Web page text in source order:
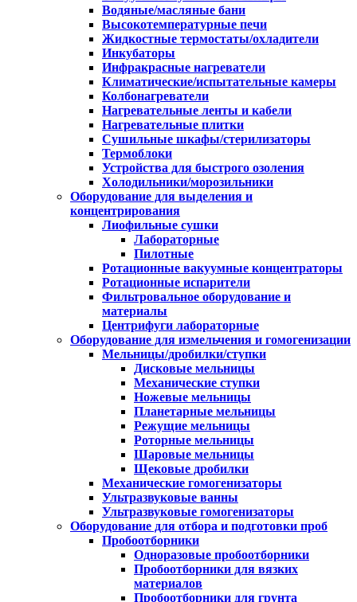
Водяные/масляные бани
Высокотемпературные печи
Жидкостные термостаты/охладители
Инкубаторы
Инфракрасные нагреватели
Климатические/испытательные камеры
Колбонагреватели
Нагревательные ленты и кабели
Нагревательные плитки
Сушильные шкафы/стерилизаторы
Термоблоки
Устройства для быстрого озоления
Холодильники/морозильники
Оборудование для выделения и
концентрирования
Лиофильные сушки
Лабораторные
Пилотные
Ротационные вакуумные концентраторы
Ротационные испарители
Фильтровальное оборудование и
материалы
Центрифуги лабораторные
Оборудование для измельчения и гомогенизации
Мельницы/дробилки/ступки
Дисковые мельницы
Механические ступки
Ножевые мельницы
Планетарные мельницы
Режущие мельницы
Роторные мельницы
Шаровые мельницы
Щековые дробилки
Механические гомогенизаторы
Ультразвуковые ванны
Ультразвуковые гомогенизаторы
Оборудование для отбора и подготовки проб
Пробоотборники
Одноразовые пробоотборники
Пробоотборники для вязких
материалов
Пробоотборники для грунта